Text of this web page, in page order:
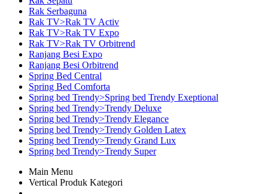
Rak Serbaguna
Rak TV>Rak TV Activ
Rak TV>Rak TV Expo
Rak TV>Rak TV Orbitrend
Ranjang Besi Expo
Ranjang Besi Orbitrend
Spring Bed Central
Spring Bed Comforta
Spring bed Trendy>Spring bed Trendy Exeptional
Spring bed Trendy>Trendy Deluxe
Spring bed Trendy>Trendy Elegance
Spring bed Trendy>Trendy Golden Latex
Spring bed Trendy>Trendy Grand Lux
Spring bed Trendy>Trendy Super
Main Menu
Vertical Produk Kategori